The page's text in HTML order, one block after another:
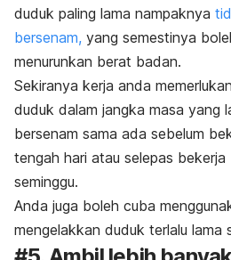
duduk paling lama nampaknya
bersenam, yang semestinya
menurunkan berat badan.
Sekiranya kerja anda
duduk dalam jangka masa yang
bersenam sama ada sebelum
tengah hari atau selepas
seminggu.
Anda juga boleh cuba
mengelakkan duduk terlalu lama